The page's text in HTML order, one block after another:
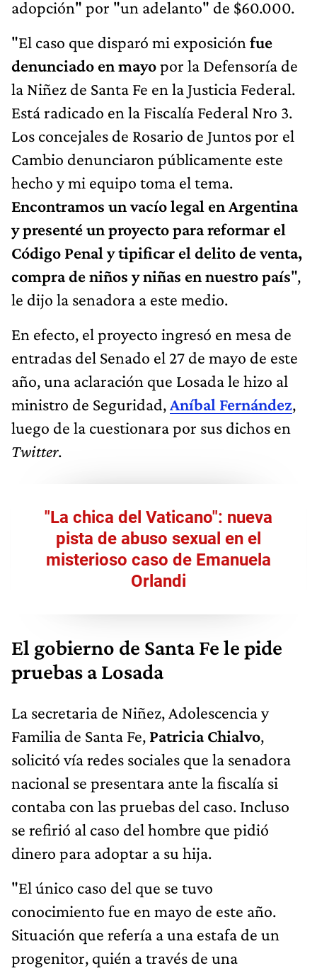
adopción" por "un adelanto" de $60.000.
"El caso que disparó mi exposición fue
denunciado en mayopor la Defensoría de
la Niñez de Santa Fe en la Justicia Federal.
Está radicado en la Fiscalía Federal Nro 3.
Los concejales de Rosario de Juntos por el
Cambio denunciaron públicamente este
hecho y mi equipo toma el tema.
Encontramos un vacío legal en Argentina
y presenté un proyecto para reformar el
Código Penal y tipificar el delito de venta,
compra de niños y niñas en nuestro país",
le dijo la senadora a este medio.
En efecto, el proyecto ingresó en mesa de
entradas del Senado el 27 de mayo de este
año, una aclaración que Losada le hizo al
ministro de Seguridad,Aníbal Fernández,
luego de la cuestionara por sus dichos en
Twitter.
"La chica del Vaticano": nueva
pista de abuso sexual en el
misterioso caso de Emanuela
Orlandi
El gobierno de Santa Fe le pide
pruebas a Losada
La secretaria de Niñez, Adolescencia y
Familia de Santa Fe, Patricia Chialvo,
solicitó vía redes sociales que la senadora
nacional se presentara ante la fiscalía si
contaba con las pruebas del caso. Incluso
se refirió al caso del hombre que pidió
dinero para adoptar a su hija.
"El único caso del que se tuvo
conocimiento fue en mayo de este año.
Situación que refería a una estafa de un
progenitor, quién a través de una